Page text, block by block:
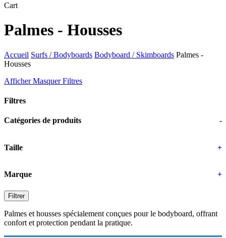
CartClose
Palmes - Housses
Accueil Surfs / Bodyboards Bodyboard / Skimboards Palmes -
Housses
Afficher Masquer Filtres
Filtres
Close
Catégories de produits -
Taille +
Marque +
Filtrer
Palmes et housses spécialement conçues pour le bodyboard, offrant
confort et protection pendant la pratique.